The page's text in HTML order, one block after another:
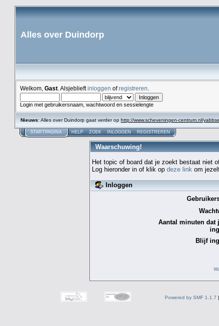
Alles over Duindorp
Welkom, Gast . Alsjeblieftinloggen ofregistreren
Login met gebruikersnaam, wachtwoord en sessielengte
Nieuws: Alles over Duindorp gaat verder op http://www.scheveningen-centrum.nl/
STARTPAGINA HELP ZOEK INLOGGEN REGISTREREN
Waarschuwing!
Het topic of board dat je zoekt bestaat niet
Log hieronder in of klik op deze link om
Inloggen
Aantal minuten dat
Blijf
Powered by SMF 1.1.7